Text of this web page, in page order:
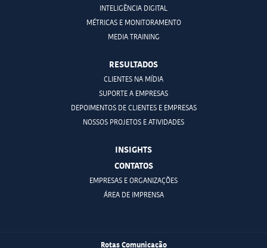
INTELIGÊNCIA DIGITAL
MÉTRICAS E MONITORAMENTO
MEDIA TRAINING
RESULTADOS
CLIENTES NA MÍDIA
SUPORTE A EMPRESAS
DEPOIMENTOS DE CLIENTES E EMPRESAS
NOSSOS PROJETOS E ATIVIDADES
INSIGHTS
CONTATOS
EMPRESAS E ORGANIZAÇÕES
ÁREA DE IMPRENSA
Rotas Comunicação